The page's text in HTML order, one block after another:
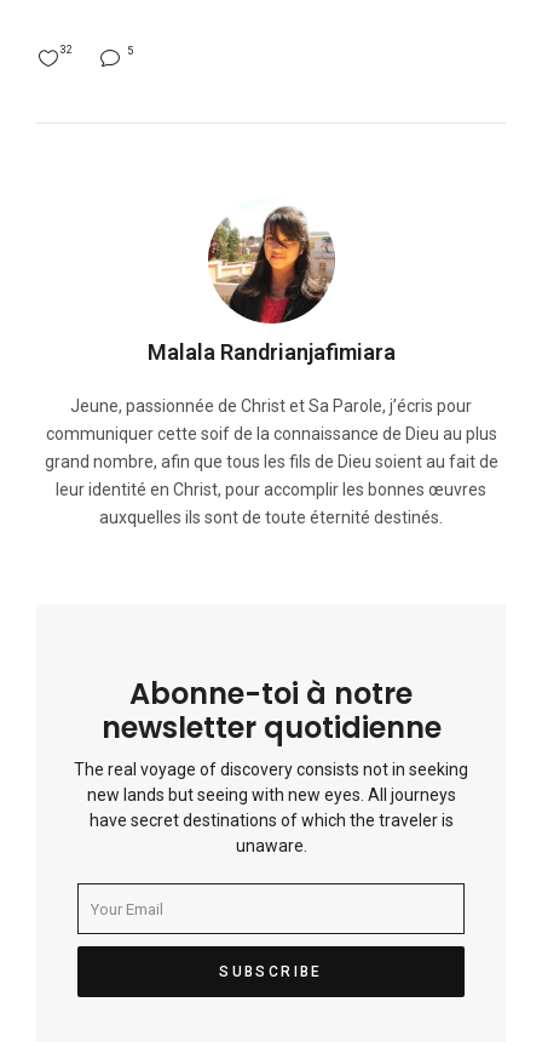
5
32
Malala Randrianjafimiara
Jeune, passionnée de Christ et Sa Parole, j’écris pour
communiquer cette soif de la connaissance de Dieu au plus
grand nombre, afin que tous les fils de Dieu soient au fait de
leur identité en Christ, pour accomplir les bonnes œuvres
auxquelles ils sont de toute éternité destinés.
Abonne-toi à notre
newsletter quotidienne
The real voyage of discovery consists not in seeking
new lands but seeing with new eyes. All journeys
have secret destinations of which the traveler is
unaware.